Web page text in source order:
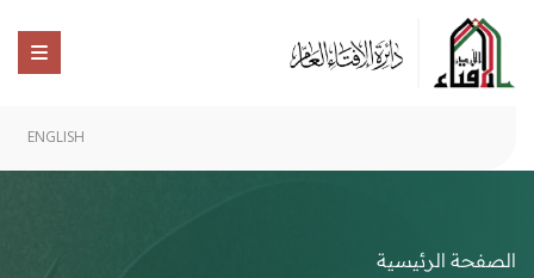
ENGLISH
الصفحة الرئيسية